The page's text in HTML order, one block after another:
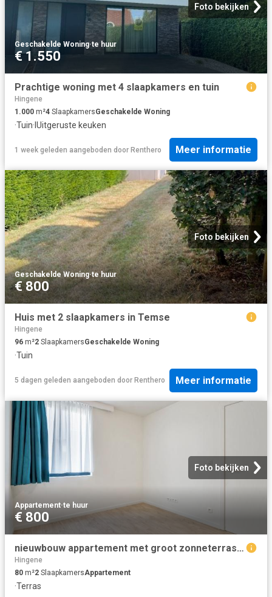
Foto bekijken
Geschakelde Woning·te huur
€ 1.550
Prachtige woning met 4 slaapkamers en tuin
Hingene
1.000 m²4 SlaapkamersGeschakelde Woning
·Tuin· IUitgeruste keuken
1 week geleden aangeboden door Renthero Meer informatie
Foto bekijken
Geschakelde Woning·te huur
€ 800
Huis met 2 slaapkamers in Temse
Hingene
96 m²2 SlaapkamersGeschakelde Woning
·Tuin
5 dagen geleden aangeboden door Renthero Meer informatie
Foto bekijken
Appartement·te huur
€ 800
nieuwbouw appartement met groot zonneterras in steendorp
Hingene
80 m²2 SlaapkamersAppartement
·Terras